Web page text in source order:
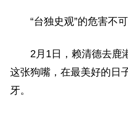
“台独史观”的危害不
2月1日，赖清德去鹿
这张狗嘴，在最美好的日
牙。